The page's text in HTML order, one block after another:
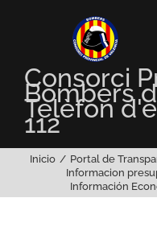
Consorci
Bombers
Telèfon
112
Inicio Portal de
Informacion
Información